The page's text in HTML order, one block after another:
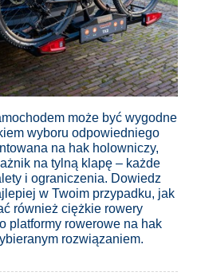
może być wygodne
wyboru odpowiedniego
na hak holowniczy,
na tylną klapę – każde
i ograniczenia. Dowiedz
w Twoim przypadku, jak
również ciężkie rowery
platformy rowerowe na hak
rozwiązaniem.